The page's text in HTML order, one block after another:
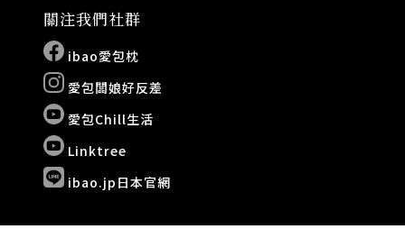
關注我們社群
ibao愛包枕
愛包闆娘好反差
愛包Chill生活
Linktree
ibao.jp日本官網